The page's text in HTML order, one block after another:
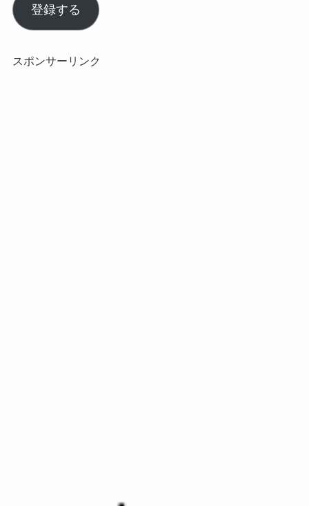
ル
ア
レ
登録する
スポンサーリンク